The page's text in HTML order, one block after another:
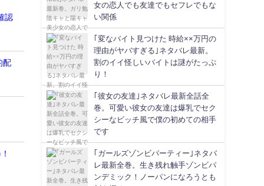
認
配
女の恋人でも友達でもセフレでもな
い関係
｢変なバイト見つけた 時給××万円の
理由がヤバすぎる｣ネタバレ最新。
割のイイ怪しいバイトは謎がたっぷ
り！
｢彼女の友達｣ネタバレ最新全話全
巻。可愛い彼女の友達は爆乳でセク
シーなビッチ風で僕の初めての相手
です
｢ガールズゾンビパーティー｣ネタバ
レ最新全巻。生き残れ触手ゾンビパ
ンデミック！ノーパンになろうとも